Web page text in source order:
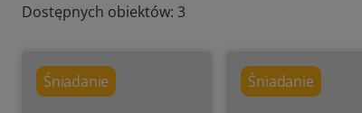
Dostępnych obiektów: 3
Śniadanie Śniadanie